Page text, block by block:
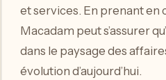
et services. En prenant en
Macadam peut s’assurer
dans le paysage des
évolution d’aujourd’hui.